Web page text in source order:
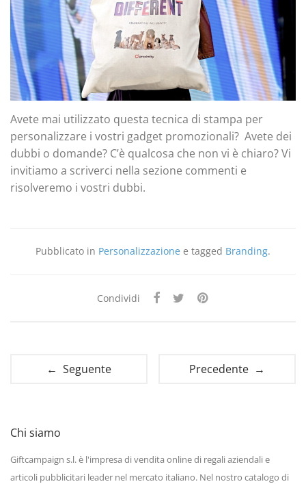
Avete mai utilizzato questa tecnica di stampa per
personalizzare i vostri gadget promozionali? Avete dei
dubbi o domande? C’è qualcosa che non vi è chiaro? Vi
invitiamo a scriverci nella sezione commenti e
risolveremo i vostri dubbi.
Pubblicato in Personalizzazione e tagged Branding.
Condividi
← Seguente Precedente →
Chi siamo
Giftcampaign s.l. è l'impresa di vendita online di regali aziendali e
articoli pubblicitari leader nel mercato italiano. Nel nostro catalogo di